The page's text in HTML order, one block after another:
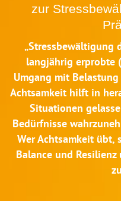
zur
„Stressbewältigung
langjährig erprobte
Umgang mit
Achtsamkeit hilft in
Situationen
Bedürfnisse
Wer Achtsamkeit übt,
Balance und